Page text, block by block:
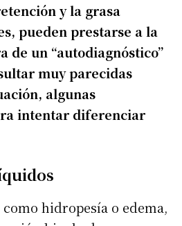
y la grasa
pueden prestarse a la
de un “autodiagnóstico”
muy parecidas
algunas
intentar diferenciar
hidropesía o edema,